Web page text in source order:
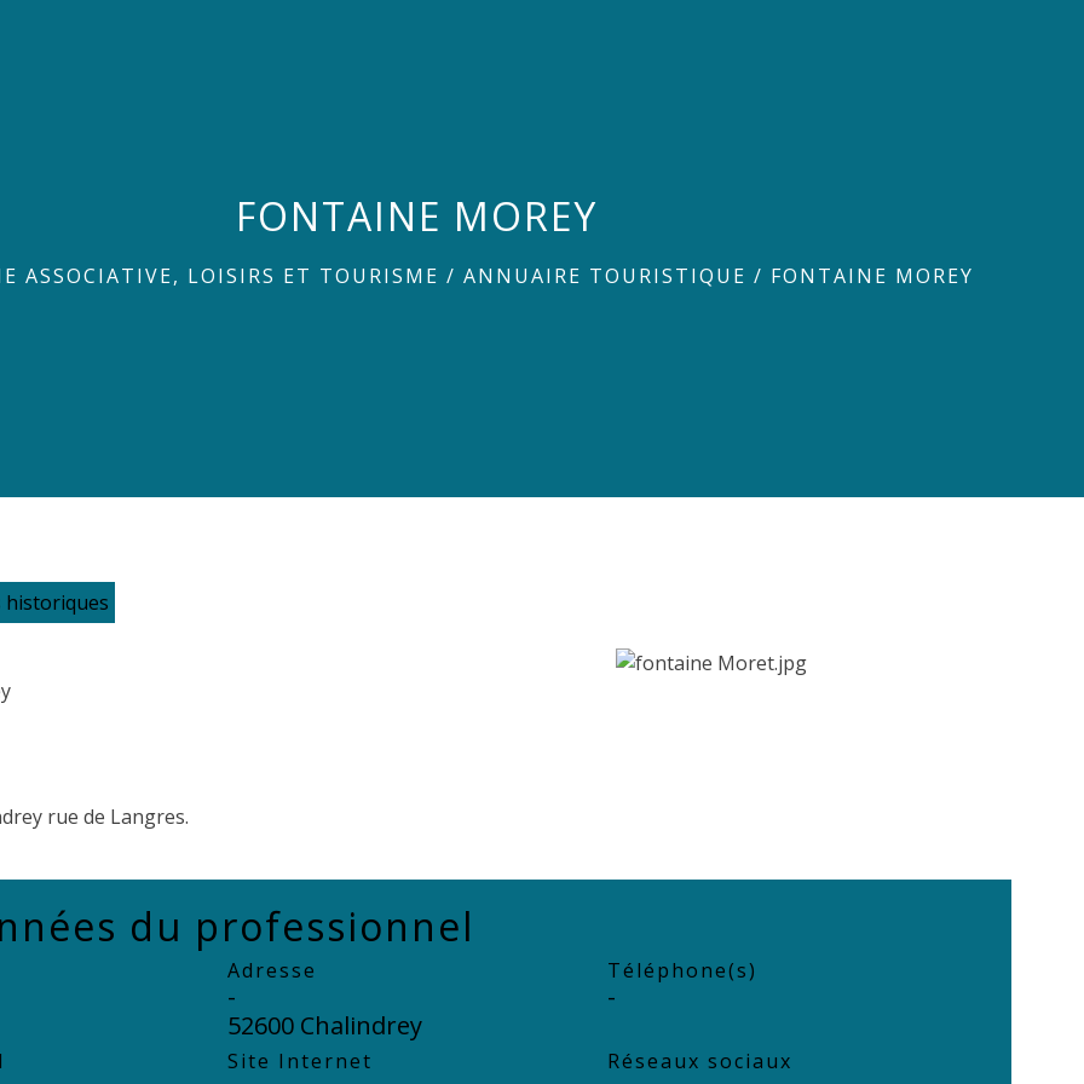
FONTAINE MOREY
ASSOCIATIVE, LOISIRS ET TOURISME /ANNUAIRE TOURISTIQUE / FONTAINE MOREY
historiques
rue de Langres.
du professionnel
Adresse
-
52600 Chalindrey
Téléphone(s)
-
Site Internet Réseaux sociaux